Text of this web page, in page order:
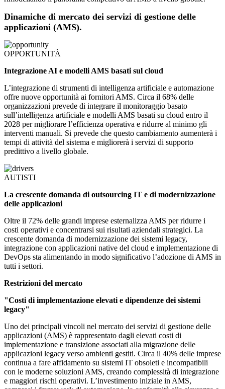
Dinamiche di mercato dei servizi di gestione delle
applicazioni (AMS).
OPPORTUNITÀ
Integrazione AI e modelli AMS basati sul cloud
L’integrazione di strumenti di intelligenza artificiale e automazione
offre nuove opportunità ai fornitori AMS. Circa il 68% delle
organizzazioni prevede di integrare il monitoraggio basato
sull’intelligenza artificiale e modelli AMS basati su cloud entro il
2028 per migliorare l’efficienza operativa e ridurre al minimo gli
interventi manuali. Si prevede che questo cambiamento aumenterà i
tempi di attività del sistema e migliorerà i servizi di supporto
predittivo a livello globale.
AUTISTI
La crescente domanda di outsourcing IT e di modernizzazione
delle applicazioni
Oltre il 72% delle grandi imprese esternalizza AMS per ridurre i
costi operativi e concentrarsi sui risultati aziendali strategici. La
crescente domanda di modernizzazione dei sistemi legacy,
integrazione con applicazioni native del cloud e implementazione di
DevOps sta alimentando in modo significativo l’adozione di AMS in
tutti i settori.
Restrizioni del mercato
"Costi di implementazione elevati e dipendenze dei sistemi
legacy"
Uno dei principali vincoli nel mercato dei servizi di gestione delle
applicazioni (AMS) è rappresentato dagli elevati costi di
implementazione e transizione associati alla migrazione delle
applicazioni legacy verso ambienti gestiti. Circa il 40% delle imprese
continua a fare affidamento su sistemi IT obsoleti e incompatibili
con le moderne soluzioni AMS, creando complessità di integrazione
e maggiori rischi operativi. L’investimento iniziale in AMS,